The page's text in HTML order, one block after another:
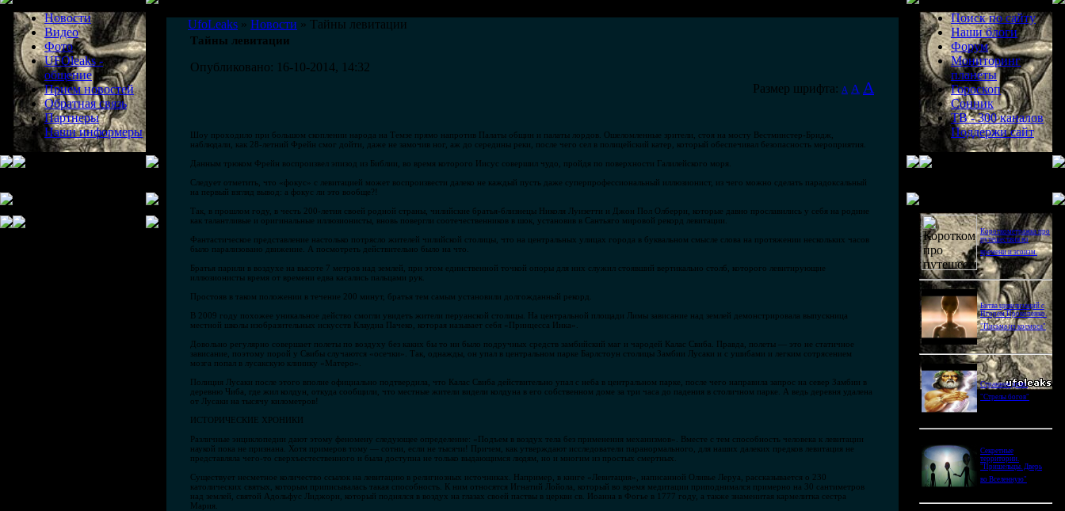
Новости
Видео
Фото
UFOleaks -
общение
Прием новостей
Обратная связь
Партнеры
Наши информеры
UfoLeaks » Новости » Тайны левитации
Тайны левитации
Опубликовано: 16-10-2014, 14:32
Размер шрифта: A A A
Шоу проходило при большом скоплении народа на Темзе прямо напротив Палаты общин и палаты лордов. Ошеломленные зрители, стоя на мосту Вестминстер-Бридж,
наблюдали, как 28-летний Фрейн смог дойти, даже не замочив ног, аж до середины реки, после чего сел в полицейский катер, который обеспечивал безопасность мероприятия.
Данным трюком Фрейн воспроизвел эпизод из Библии, во время которого Иисус совершил чудо, пройдя по поверхности Галилейского моря.
Следует отметить, что «фокус» с левитацией может воспроизвести далеко не каждый пусть даже суперпрофессиональный иллюзионист, из чего можно сделать парадоксальный
на первый взгляд вывод: а фокус ли это вообще?!
Так, в прошлом году, в честь 200-летия своей родной страны, чилийские братья-близнецы Николя Луизетти и Джон Пол Олберри, которые давно прославились у себя на родине
как талантливые и оригинальные иллюзионисты, вновь повергли соотечественников в шок, установив в Сантьяго мировой рекорд левитации.
Фантастическое представление настолько потрясло жителей чилийской столицы, что на центральных улицах города в буквальном смысле слова на протяжении нескольких часов
было парализовано движение. А посмотреть действительно было на что.
Братья парили в воздухе на высоте 7 метров над землей, при этом единственной точкой опоры для них служил стоявший вертикально столб, которого левитирующие
иллюзионисты время от времени едва касались пальцами рук.
Простояв в таком положении в течение 200 минут, братья тем самым установили долгожданный рекорд.
В 2009 году похожее уникальное действо смогли увидеть жители перуанской столицы. На центральной площади Лимы зависание над землей демонстрировала выпускница
местной школы изобразительных искусств Клаудиа Пачеко, которая называет себя «Принцесса Инка».
Довольно регулярно совершает полеты по воздуху без каких бы то ни было подручных средств замбийский маг и чародей Калас Свиба. Правда, полеты — это не статичное
зависание, поэтому порой у Свибы случаются «осечки». Так, однажды, он упал в центральном парке Барлстоун столицы Замбии Лусаки и с ушибами и легким сотрясением
мозга попал в лусакскую клинику «Матеро».
Полиция Лусаки после этого вполне официально подтвердила, что Калас Свиба действительно упал с неба в центральном парке, после чего направила запрос на север Замбии в
деревню Чиба, где жил колдун, откуда сообщили, что местные жители видели колдуна в его собственном доме за три часа до падения в столичном парке. А ведь деревня удалена
от Лусаки на тысячу километров!
ИСТОРИЧЕСКИЕ ХРОНИКИ
Различные энциклопедии дают этому феномену следующее определение: «Подъем в воздух тела без применения механизмов». Вместе с тем способность человека к левитации
наукой пока не признана. Хотя примеров тому — сотни, если не тысячи! Причем, как утверждают исследователи паранормального, для наших далеких предков левитация не
представляла чего-то сверхъестественного и была доступна не только выдающимся людям, но и многим из простых смертных.
Существует несметное количество ссылок на левитацию в религиозных источниках. Например, в книге «Левитация», написанной Оливье Леруа, рассказывается о 230
католических святых, которым приписывалась такая способность. К ним относятся Игнатий Лойола, который во время медитации приподнимался примерно на 30 сантиметров
над землей, святой Адольфус Лиджори, который поднялся в воздух на глазах своей паствы в церкви св. Иоанна в Фогье в 1777 году, а также знаменитая кармелитка сестра
Мария.
Поиск по сайту
Наши блоги
Форум
Мониторинг
планеты
Гороскоп
Сонник
ТВ - 300 каналов
Поддержи сайт
Короткометражка про
путешествия во
времени и эгоизм.
Битва цивилизаций с
Игорем Прокопенко.
"Письма из космоса"
Странное дело.
"Стрелы богов"
Секретные
территории.
"Пришельцы. Дверь
во Вселенную"